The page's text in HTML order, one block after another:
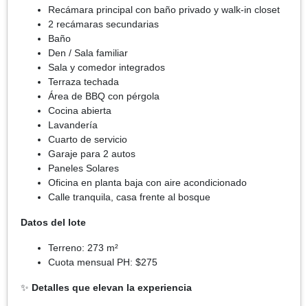
Recámara principal con baño privado y walk-in closet
2 recámaras secundarias
Baño
Den / Sala familiar
Sala y comedor integrados
Terraza techada
Área de BBQ con pérgola
Cocina abierta
Lavandería
Cuarto de servicio
Garaje para 2 autos
Paneles Solares
Oficina en planta baja con aire acondicionado
Calle tranquila, casa frente al bosque
Datos del lote
Terreno: 273 m²
Cuota mensual PH: $275
✨ Detalles que elevan la experiencia